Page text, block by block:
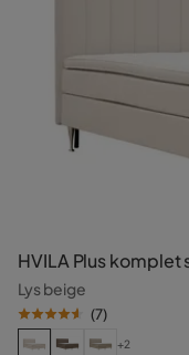
HVILA Plus
Lys beige
(7)
+2